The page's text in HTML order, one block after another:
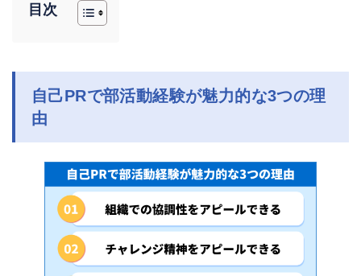
目次
自己PRで部活動経験が魅力的な3つの理
由